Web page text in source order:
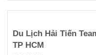
Du Lịch Hải Tiến
TP HCM